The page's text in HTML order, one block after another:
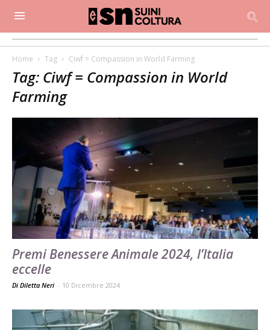
Home Tag Ciwf = Compassion in World Farming
Tag: Ciwf = Compassion in World
Farming
Premi Benessere Animale 2024, l’Italia
eccelle
Di Diletta Neri - 10 Dicembre 2024